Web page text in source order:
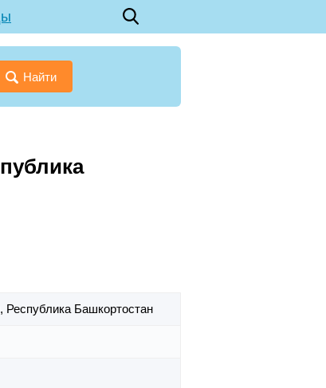
Найти
Республика Башкортостан